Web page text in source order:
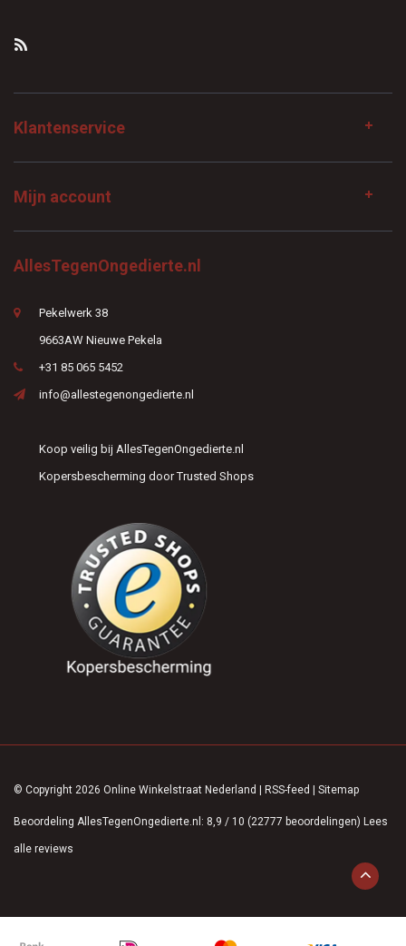
Klantenservice
Mijn account
AllesTegenOngedierte.nl
Pekelwerk 38
9663AW Nieuwe Pekela
+31 85 065 5452
info@allestegenongedierte.nl
Koop veilig bij AllesTegenOngedierte.nl
Kopersbescherming door Trusted Shops
© Copyright 2026 Online Winkelstraat Nederland RSS-feed Sitemap
Beoordeling AllesTegenOngedierte.nl : 8,9 / 10 (22777 beoordelingen) Lees
alle reviews